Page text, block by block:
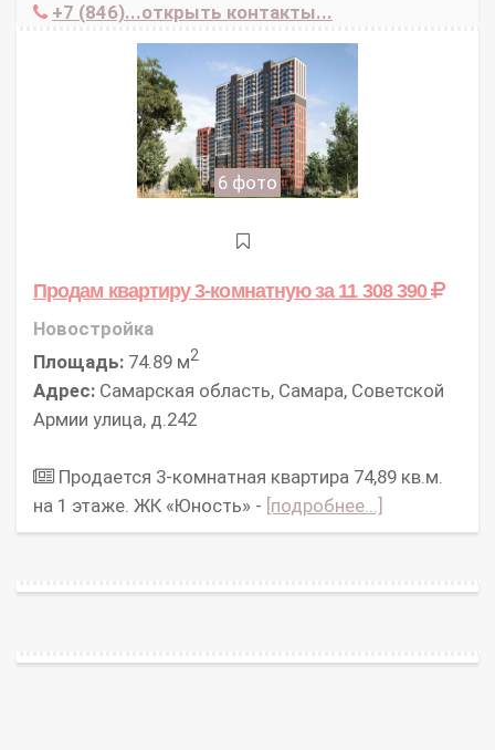
+7 (846)...открыть контакты...
6 фото
Продам квартиру 3-комнатнуюза 11 308 390
Новостройка
Площадь: 74.89 м2
Адрес: Самарская область, Самара, Советской
Армии улица, д.242
Продается 3-комнатная квартира 74,89 кв.м.
на 1 этаже. ЖК «Юность» - [подробнее...]